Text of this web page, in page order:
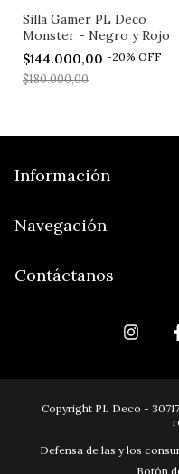
Silla Gamer PL Deco
Monster - Negro y Rojo
$144.000,00 -20% OFF
$180.000,00
Información
Navegación
Contáctanos
Copyright PL Deco -
Defensa de las y los
Botón